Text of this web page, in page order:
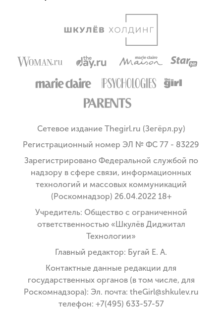
Сетевое издание Thegirl.ru (Зегёрл.ру)
Регистрационный номер ЭЛ № ФС 77 - 83229
Зарегистрировано Федеральной службой по
надзору в сфере связи, информационных
технологий и массовых коммуникаций
(Роскомнадзор) 26.04.2022 18+
Учредитель: Общество с ограниченной
ответственностью «Шкулёв Диджитал
Технологии»
Главный редактор: Бугай Е. А.
Контактные данные редакции для
государственных органов (в том числе, для
Роскомнадзора): Эл. почта: theGirl@shkulev.ru
телефон: +7(495) 633-57-57